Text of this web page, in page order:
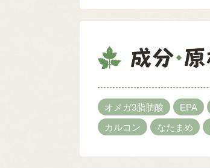
オメガ3脂肪酸 EPA
カルコン
なたまめ